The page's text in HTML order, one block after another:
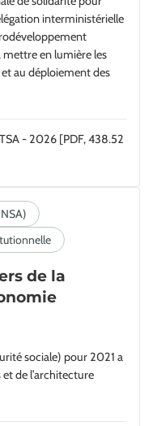
interministérielle
mettre en lumière les
au déploiement des
- 2026 [PDF, 438.52
de la
sociale) pour 2021 a
de l’architecture